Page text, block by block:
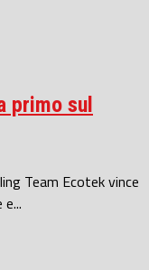
primo sul
Team Ecotek vince